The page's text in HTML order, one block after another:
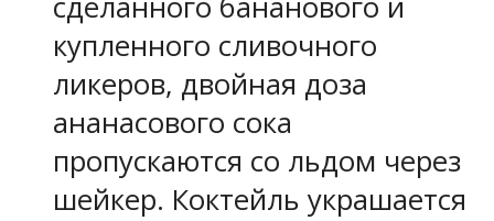
купленного сливочного
ликеров, двойная доза
ананасового сока
пропускаются со льдом через
шейкер. Коктейль украшается